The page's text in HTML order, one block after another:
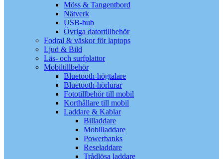
Möss & Tangentbord
Nätverk
USB-hub
Övriga datortillbehör
Fodral & väskor för laptops
Ljud & Bild
Läs- och surfplattor
Mobiltillbehör
Bluetooth-högtalare
Bluetooth-hörlurar
Fototillbehör till mobil
Korthållare till mobil
Laddare & Kablar
Billaddare
Mobilladdare
Powerbanks
Reseladdare
Trådlösa laddare